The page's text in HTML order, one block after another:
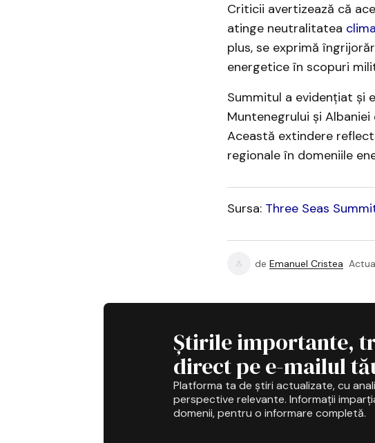
Criticii avertizează că
atinge neutralitatea
plus, se exprimă
energetice în scopuri
Summitul a evidențiat și
Muntenegrului și
Această extindere
regionale în domeniile
Sursa: Three Seas
de Emanuel Cristea
Știrile importante,
direct pe e-mailul
Platforma ta de știri actualizate, cu
perspective relevante. Informații
domenii, pentru o informare completă.